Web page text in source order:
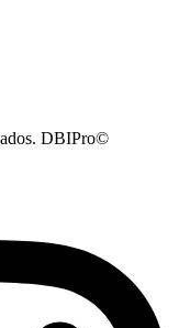
DBIPro©